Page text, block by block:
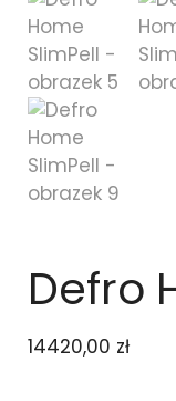
Defro
14420,00 zł